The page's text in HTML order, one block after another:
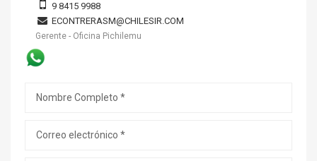
9 8415 9988
ECONTRERASM@CHILESIR.COM
Gerente - Oficina Pichilemu